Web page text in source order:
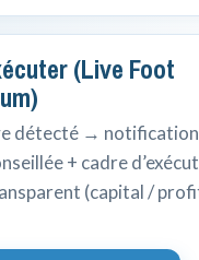
(Live Foot
détecté →
+ cadre
(capital /